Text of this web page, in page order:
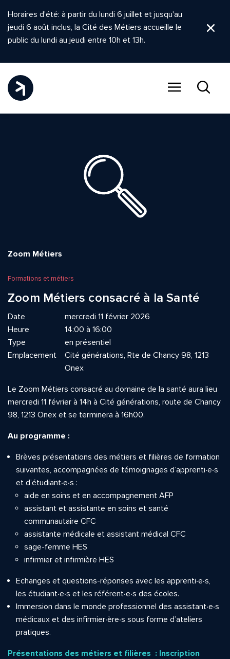
Horaires d'été: à partir du lundi 6 juillet et jusqu'au
jeudi 6 août inclus, la Cité des Métiers accueille le
public du lundi au jeudi entre 10h et 13h.
Zoom Métiers
Formations et métiers
Zoom Métiers consacré à la Santé
Date
mercredi 11 février 2026
Heure
14:00 à 16:00
Type
en présentiel
Emplacement
Cité générations, Rte de Chancy 98, 1213
Onex
Le Zoom Métiers consacré au domaine de la santé aura lieu
mercredi 11 février à 14h à Cité générations, route de Chancy
98, 1213 Onex et se terminera à 16h00.
Au programme :
Brèves présentations des métiers et filières de formation
suivantes, accompagnées de témoignages d’apprenti∙e∙s
et d’étudiant∙e∙s :
aide en soins et en accompagnement AFP
assistant et assistante en soins et santé
communautaire CFC
assistante médicale et assistant médical CFC
sage-femme HES
infirmier et infirmière HES
Echanges et questions-réponses avec les apprenti∙e∙s,
les étudiant∙e∙s et les référent∙e∙s des écoles.
Immersion dans le monde professionnel des assistant∙e∙s
médicaux et des infirmier∙ère∙s sous forme d’ateliers
pratiques.
Présentations des métiers et filières : Inscription